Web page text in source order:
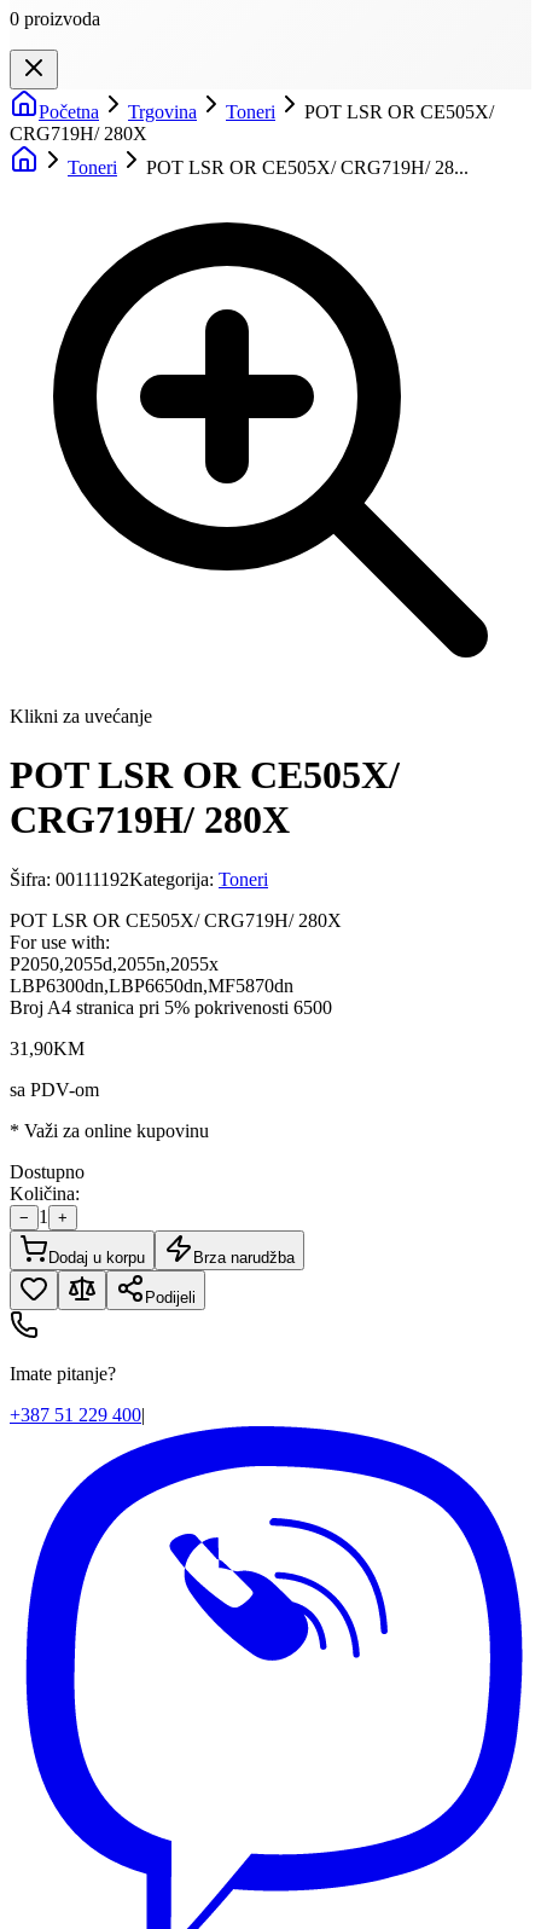
0 proizvoda
Početna Trgovina Toneri
POT LSR OR CE505X/
CRG719H/ 280X
Toneri
POT LSR OR CE505X/ CRG719H/ 28...
Klikni za uvećanje
POT LSR OR CE505X/
CRG719H/ 280X
Šifra: 00111192Kategorija: Toneri
POT LSR OR CE505X/ CRG719H/ 280X
For use with:
P2050,2055d,2055n,2055x
LBP6300dn,LBP6650dn,MF5870dn
Broj A4 stranica pri 5% pokrivenosti 6500
31 ,90KM
sa PDV-om
* Važi za online kupovinu
Dostupno
Količina:
− 1 +
Dodaj u korpu Brza narudžba
Podijeli
Imate pitanje?
+387 51 229 400|